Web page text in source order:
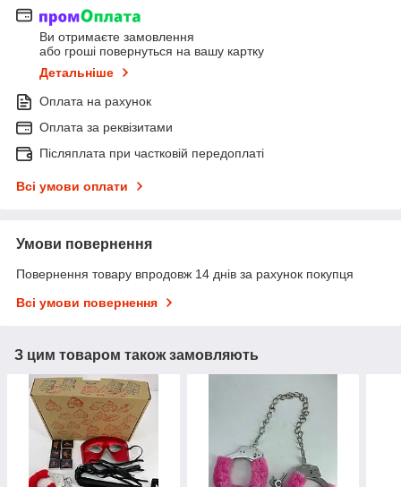
Ви отримаєте замовлення
або гроші повернуться на вашу картку
Детальніше
Оплата на рахунок
Оплата за реквізитами
Післяплата при частковій передоплаті
Всі умови оплати
Умови повернення
Повернення товару впродовж 14 днів за рахунок покупця
Всі умови повернення
З цим товаром також замовляють